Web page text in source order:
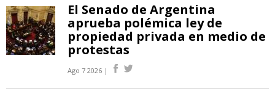
El Senado de Argentina
aprueba polémica ley de
propiedad privada en medio de
protestas
Ago 7 2026 |